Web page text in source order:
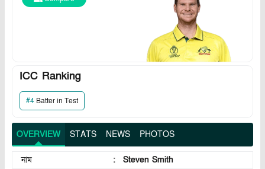
ICC Ranking
#4 Batter in Test
OVERVIEW STATS NEWS PHOTOS
নাম :
Steven Smith